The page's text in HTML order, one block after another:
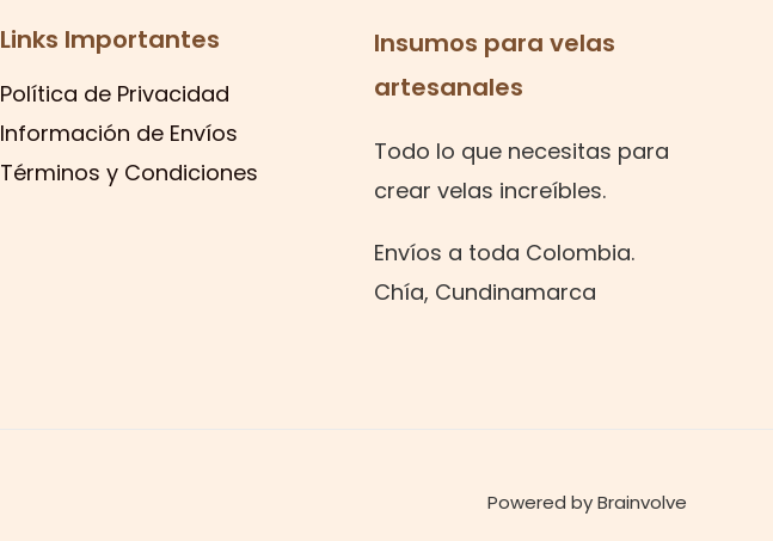
Links Importantes
Política de Privacidad
Información de Envíos
Términos y Condiciones
Insumos para velas
artesanales
Todo lo que necesitas para
crear velas increíbles.
Envíos a toda Colombia.
Chía, Cundinamarca
Powered by Brainvolve